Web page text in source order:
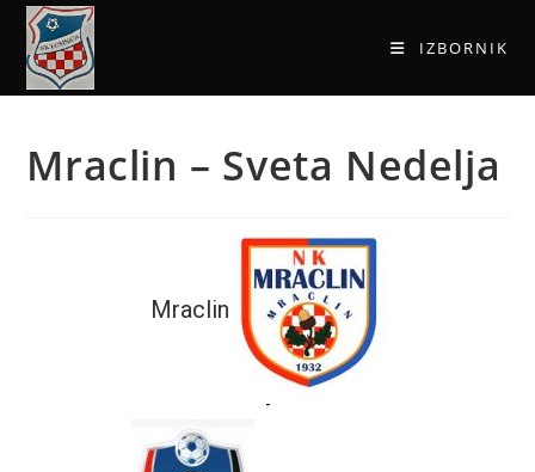
IZBORNIK
Mraclin – Sveta Nedelja
Mraclin
-